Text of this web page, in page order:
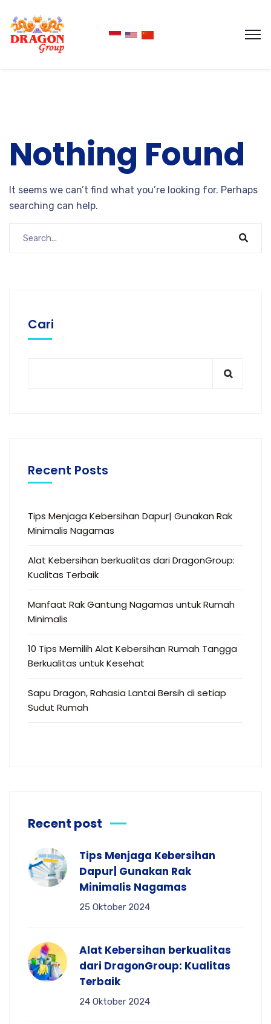
Nothing Found
It seems we can’t find what you’re looking for. Perhaps
searching can help.
Cari
Recent Posts
Tips Menjaga Kebersihan Dapur| Gunakan Rak
Minimalis Nagamas
Alat Kebersihan berkualitas dari DragonGroup:
Kualitas Terbaik
Manfaat Rak Gantung Nagamas untuk Rumah
Minimalis
10 Tips Memilih Alat Kebersihan Rumah Tangga
Berkualitas untuk Kesehat
Sapu Dragon, Rahasia Lantai Bersih di setiap
Sudut Rumah
Recent post
Tips Menjaga Kebersihan
Dapur| Gunakan Rak
Minimalis Nagamas
25 Oktober 2024
Alat Kebersihan berkualitas
dari DragonGroup: Kualitas
Terbaik
24 Oktober 2024